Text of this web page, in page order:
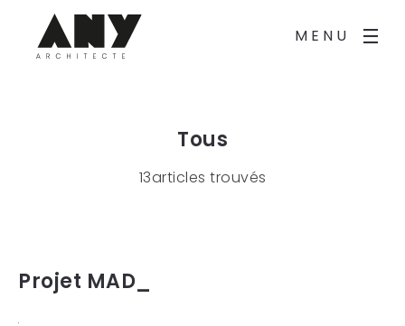
MENU
Tous
13articles trouvés
Projet MAD_